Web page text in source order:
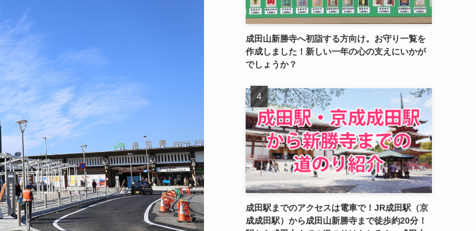
成田山新勝寺へ初詣する方向け。お守り一覧を
作成しました！新しい一年の心の支えにいかが
でしょうか？
成田駅までのアクセスは電車で！JR成田駅（京
成成田駅）から成田山新勝寺まで徒歩約20分！